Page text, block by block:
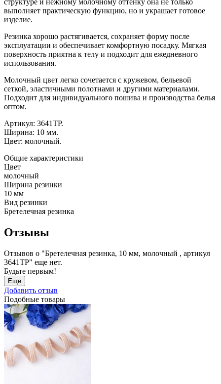
выполняет практическую функцию, но и украшает готовое
изделие.
Резинка хорошо растягивается, сохраняет форму после
эксплуатации и обеспечивает комфортную посадку. Мягкая
поверхность приятна к телу и подходит для ежедневного
использования.
Молочный цвет легко сочетается с кружевом, бельевой
сеткой, эластичными полотнами и другими материалами.
Подходит для индивидуального пошива и производства белья
оптом.
Артикул: 3641ТР.
Ширина: 10 мм.
Цвет: молочный.
Общие характеристики
Цвет
молочный
Ширина резинки
10 мм
Вид резинки
Бретелечная резинка
Отзывы
Отзывов о "Бретелечная резинка, 10 мм, молочный , артикул
3641ТР" еще нет.
Будьте первым!
Еще
Добавить отзыв
Подобные товары